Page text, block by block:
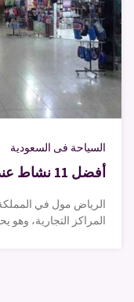
السياحة فى السعودية
أفضل 11 نشاط عند زيارة الرياض مول بالسعودية
الرياض مول في
المراكز التجارية،